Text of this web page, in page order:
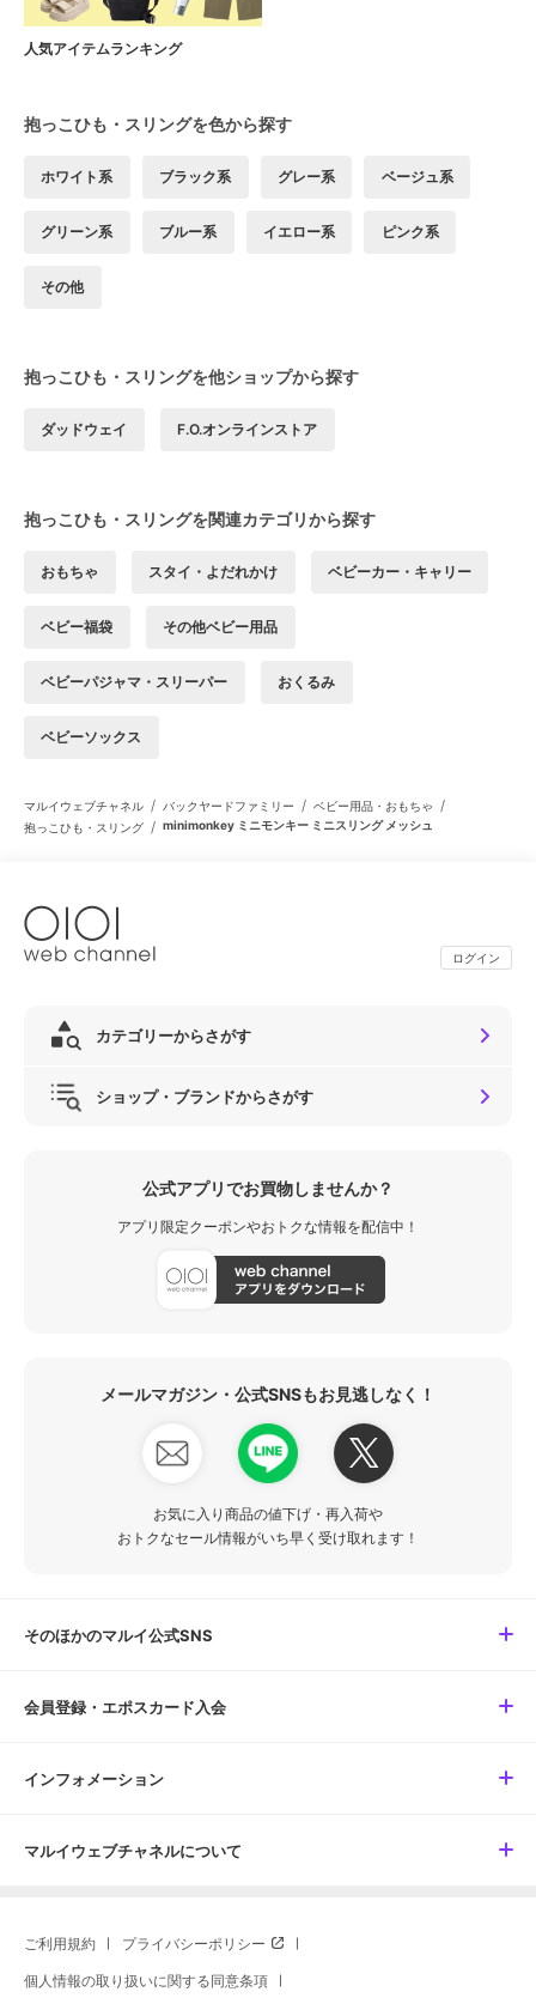
人気アイテムランキング
抱っこひも・スリングを色から探す
ホワイト系 ブラック系 グレー系 ベージュ系
グリーン系 ブルー系 イエロー系 ピンク系
その他
抱っこひも・スリングを他ショップから探す
ダッドウェイ F.O.オンラインストア
抱っこひも・スリングを関連カテゴリから探す
おもちゃ スタイ・よだれかけ ベビーカー・キャリー
ベビー福袋 その他ベビー用品
ベビーパジャマ・スリーパー おくるみ
ベビーソックス
マルイウェブチャネル / バックヤードファミリー / ベビー用品・おもちゃ /
抱っこひも・スリング / minimonkey ミニモンキー ミニスリング メッシュ
ログイン
カテゴリーからさがす
ショップ・ブランドからさがす
公式アプリでお買物しませんか？
アプリ限定クーポンやおトクな情報を配信中！
メールマガジン・公式SNSもお見逃しなく！
お気に入り商品の値下げ・再入荷や
おトクなセール情報がいち早く受け取れます！
そのほかのマルイ公式SNS
会員登録・エポスカード入会
インフォメーション
マルイウェブチャネルについて
ご利用規約 プライバシーポリシー
個人情報の取り扱いに関する同意条項